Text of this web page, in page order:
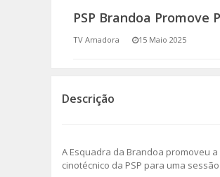
(RE) PENSAMENTOS
PSP Brandoa Promove
TV Amadora 15 Maio 2025
Descrição
A Esquadra da Brandoa promoveu
cinotécnico da PSP para uma